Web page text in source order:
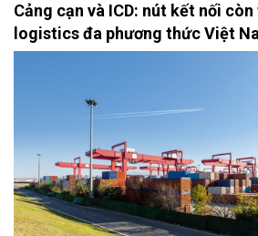
Cảng cạn và ICD: nút kết nối
logistics đa phương thức Việt